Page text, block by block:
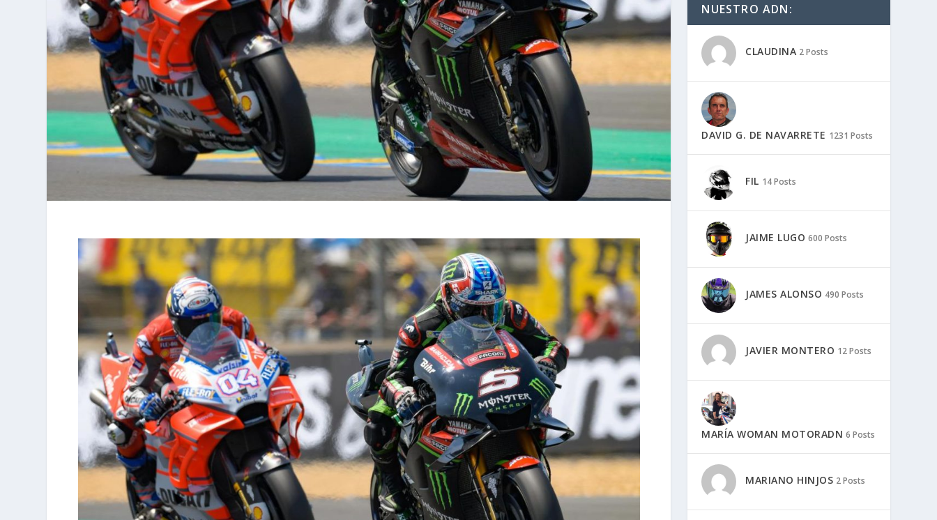
NUESTRO ADN:
CLAUDINA 2 Posts
DAVID G. DE NAVARRETE 1231 Posts
FIL 14 Posts
JAIME LUGO 600 Posts
JAMES ALONSO 490 Posts
JAVIER MONTERO 12 Posts
MARÍA WOMAN MOTORADN 6 Posts
MARIANO HINJOS 2 Posts